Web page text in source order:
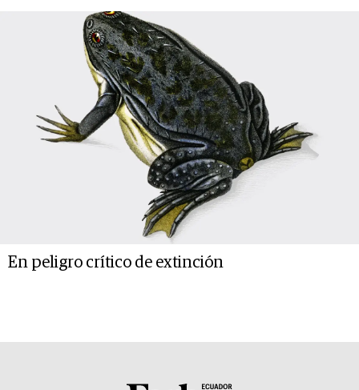
En peligro crítico de extinción